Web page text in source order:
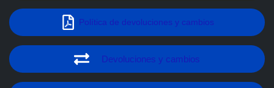
Política de devoluciones y cambios
Devoluciones y cambios